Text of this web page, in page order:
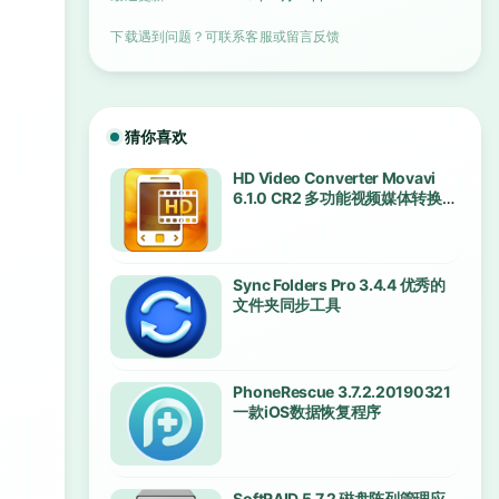
下载遇到问题？可联系客服或留言反馈
猜你喜欢
HD Video Converter Movavi
6.1.0 CR2 多功能视频媒体转换工
Sync Folders Pro 3.4.4 优秀的
文件夹同步工具
PhoneRescue 3.7.2.20190321
一款iOS数据恢复程序